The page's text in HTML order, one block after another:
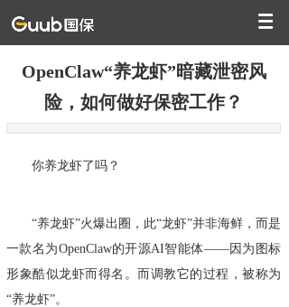
OpenClaw“养龙虾”暗藏泄密风
险，如何做好保密工作？
你养龙虾了吗？
“养龙虾”火爆出圈，此“龙虾”并非海鲜，而是
一款名为OpenClaw的开源AI智能体——因为图标
形象酷似龙虾而得名。而调教它的过程，被称为
“养龙虾”。